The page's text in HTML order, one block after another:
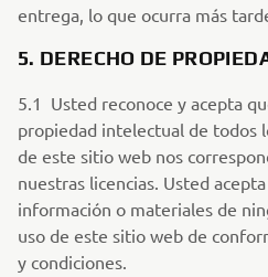
entrega, lo que ocurra más
5. DERECHO DE
5.1 Usted reconoce y acepta
propiedad intelectual de todos
de este sitio web nos
nuestras licencias. Usted
información o materiales de
uso de este sitio web de
y condiciones.